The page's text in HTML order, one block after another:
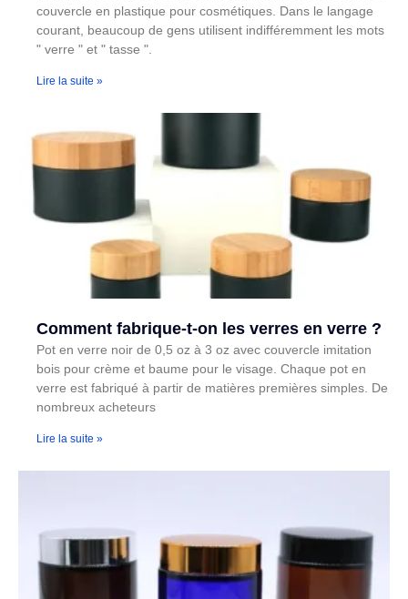
couvercle en plastique pour cosmétiques. Dans le langage
courant, beaucoup de gens utilisent indifféremment les mots
" verre " et " tasse ".
Lire la suite »
Comment fabrique-t-on les verres en verre ?
Pot en verre noir de 0,5 oz à 3 oz avec couvercle imitation
bois pour crème et baume pour le visage. Chaque pot en
verre est fabriqué à partir de matières premières simples. De
nombreux acheteurs
Lire la suite »